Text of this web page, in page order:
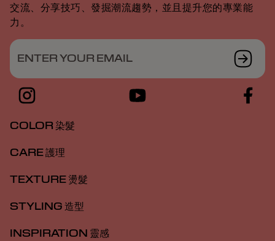
交流、分享技巧、發掘潮流趨勢，並且提升您的專業能
力。
ENTER YOUR EMAIL
COLOR 染髮
CARE 護理
TEXTURE 燙髮
STYLING 造型
INSPIRATION 靈感